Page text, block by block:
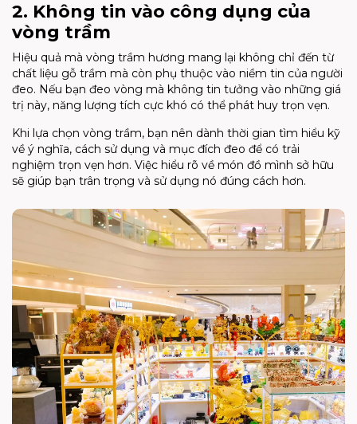
2. Không tin vào công dụng của
vòng trầm
Hiệu quả mà vòng trầm hương mang lại không chỉ đến từ
chất liệu gỗ trầm mà còn phụ thuộc vào niềm tin của người
đeo. Nếu bạn đeo vòng mà không tin tưởng vào những giá
trị này, năng lượng tích cực khó có thể phát huy trọn vẹn.
Khi lựa chọn vòng trầm, bạn nên dành thời gian tìm hiểu kỹ
về ý nghĩa, cách sử dụng và mục đích đeo để có trải
nghiệm trọn vẹn hơn. Việc hiểu rõ về món đồ mình sở hữu
sẽ giúp bạn trân trọng và sử dụng nó đúng cách hơn.